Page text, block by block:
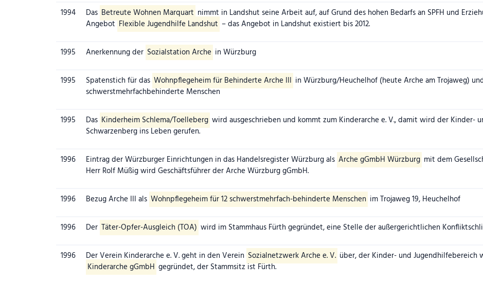
1994 Das Betreute Wohnen Marquart nimmt in Landshut seine Arbeit auf, auf Grund des hohen Bedarfs an SPFH und
AngebotFlexible Jugendhilfe Landshut – das Angebot in Landshut existiert bis 2012.
1995 Anerkennung der Sozialstation Arche in Würzburg
1995 Spatenstich für das Wohnpflegeheim für Behinderte Arche III in Würzburg/Heuchelhof (heute Arche am Trojaweg)
schwerstmehrfachbehinderte Menschen
1995 Das Kinderheim Schlema/Toelleberg wird ausgeschrieben und kommt zum Kinderarche e. V., damit wird der Kinder-
Schwarzenberg ins Leben gerufen.
1996 Eintrag der Würzburger Einrichtungen in das Handelsregister Würzburg als Arche gGmbH Würzburg mit dem
Herr Rolf Müßig wird Geschäftsführer der Arche Würzburg gGmbH.
1996 Bezug Arche III als Wohnpflegeheim für 12 schwerstmehrfach-behinderte Menschen im Trojaweg 19, Heuchelhof
1996 Der Täter-Opfer-Ausgleich (TOA) wird im Stammhaus Fürth gegründet, eine Stelle der außergerichtlichen
1996 Der Verein Kinderarche e. V. geht in den Verein Sozialnetzwerk Arche e. V. über, der Kinder- und Jugendhilfebereich
Kinderarche gGmbH gegründet, der Stammsitz ist Fürth.